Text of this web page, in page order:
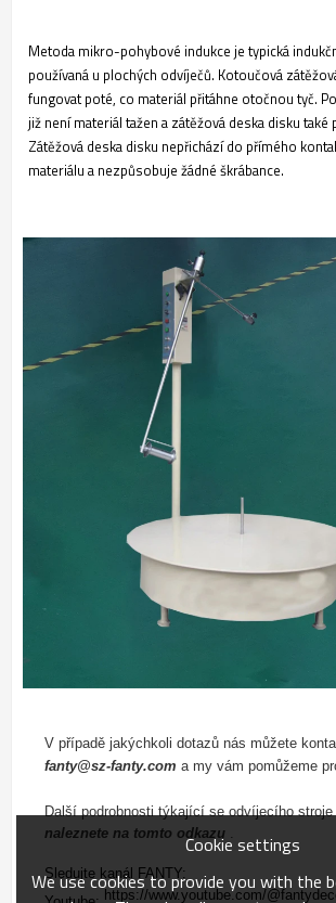
Metoda mikro-pohybové indukce je typická
používaná u plochých odvíječů. Kotoučová
fungovat poté, co materiál přitáhne otočnou tyč.
již není materiál tažen a zátěžová deska disku také
Zátěžová deska disku nepřichází do přímého
materiálu a nezpůsobuje žádné škrábance.
fanty@sz-fanty.com a my vám pomůžeme
Další podrobnosti týkající se odvíjecího stroje
naleznete na tomto odkazu .
Sledujte kanál FANTY:
https://www.youtube.com/
Cookie settings
We use cookies to provide you with the